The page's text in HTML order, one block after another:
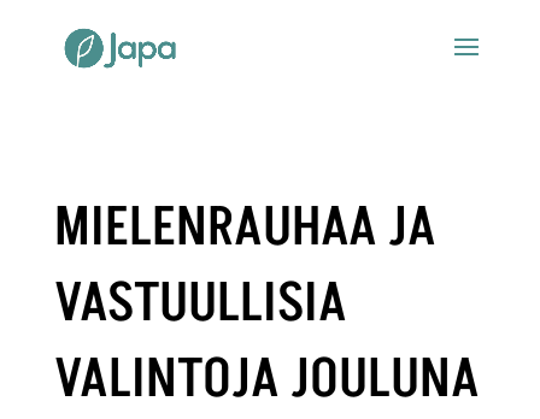
MIELENRAUHAA JA
VASTUULLISIA
VALINTOJA JOULUNA